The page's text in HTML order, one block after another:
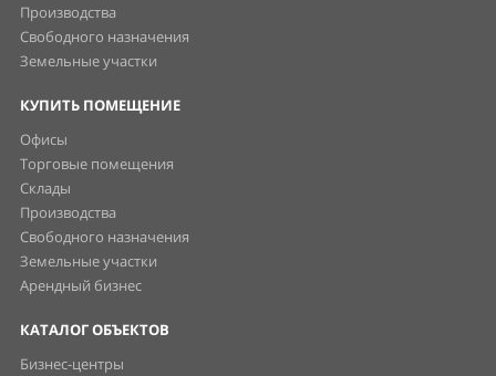
Производства
Свободного назначения
Земельные участки
КУПИТЬ ПОМЕЩЕНИЕ
Офисы
Торговые помещения
Склады
Производства
Свободного назначения
Земельные участки
Арендный бизнес
КАТАЛОГ ОБЪЕКТОВ
Бизнес-центры